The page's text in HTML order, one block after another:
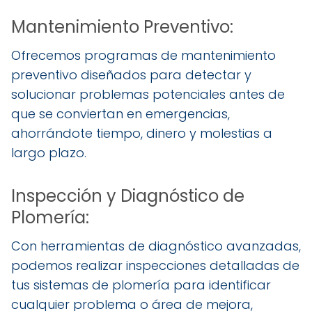
Mantenimiento Preventivo:
Ofrecemos programas de mantenimiento
preventivo diseñados para detectar y
solucionar problemas potenciales antes de
que se conviertan en emergencias,
ahorrándote tiempo, dinero y molestias a
largo plazo.
Inspección y Diagnóstico de
Plomería:
Con herramientas de diagnóstico avanzadas,
podemos realizar inspecciones detalladas de
tus sistemas de plomería para identificar
cualquier problema o área de mejora,